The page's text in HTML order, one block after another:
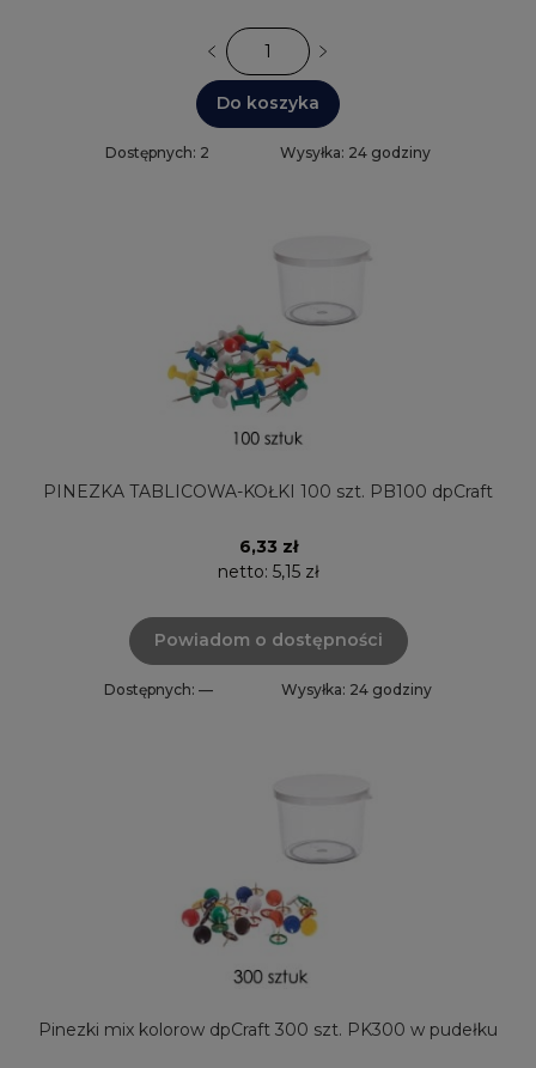
Do koszyka
Dostępnych: 2 Wysyłka: 24 godziny
PINEZKA TABLICOWA-KOŁKI 100 szt. PB100 dpCraft
6,33 zł
netto: 5,15 zł
Powiadom o dostępności
Dostępnych: — Wysyłka: 24 godziny
Pinezki mix kolorow dpCraft 300 szt. PK300 w pudełku